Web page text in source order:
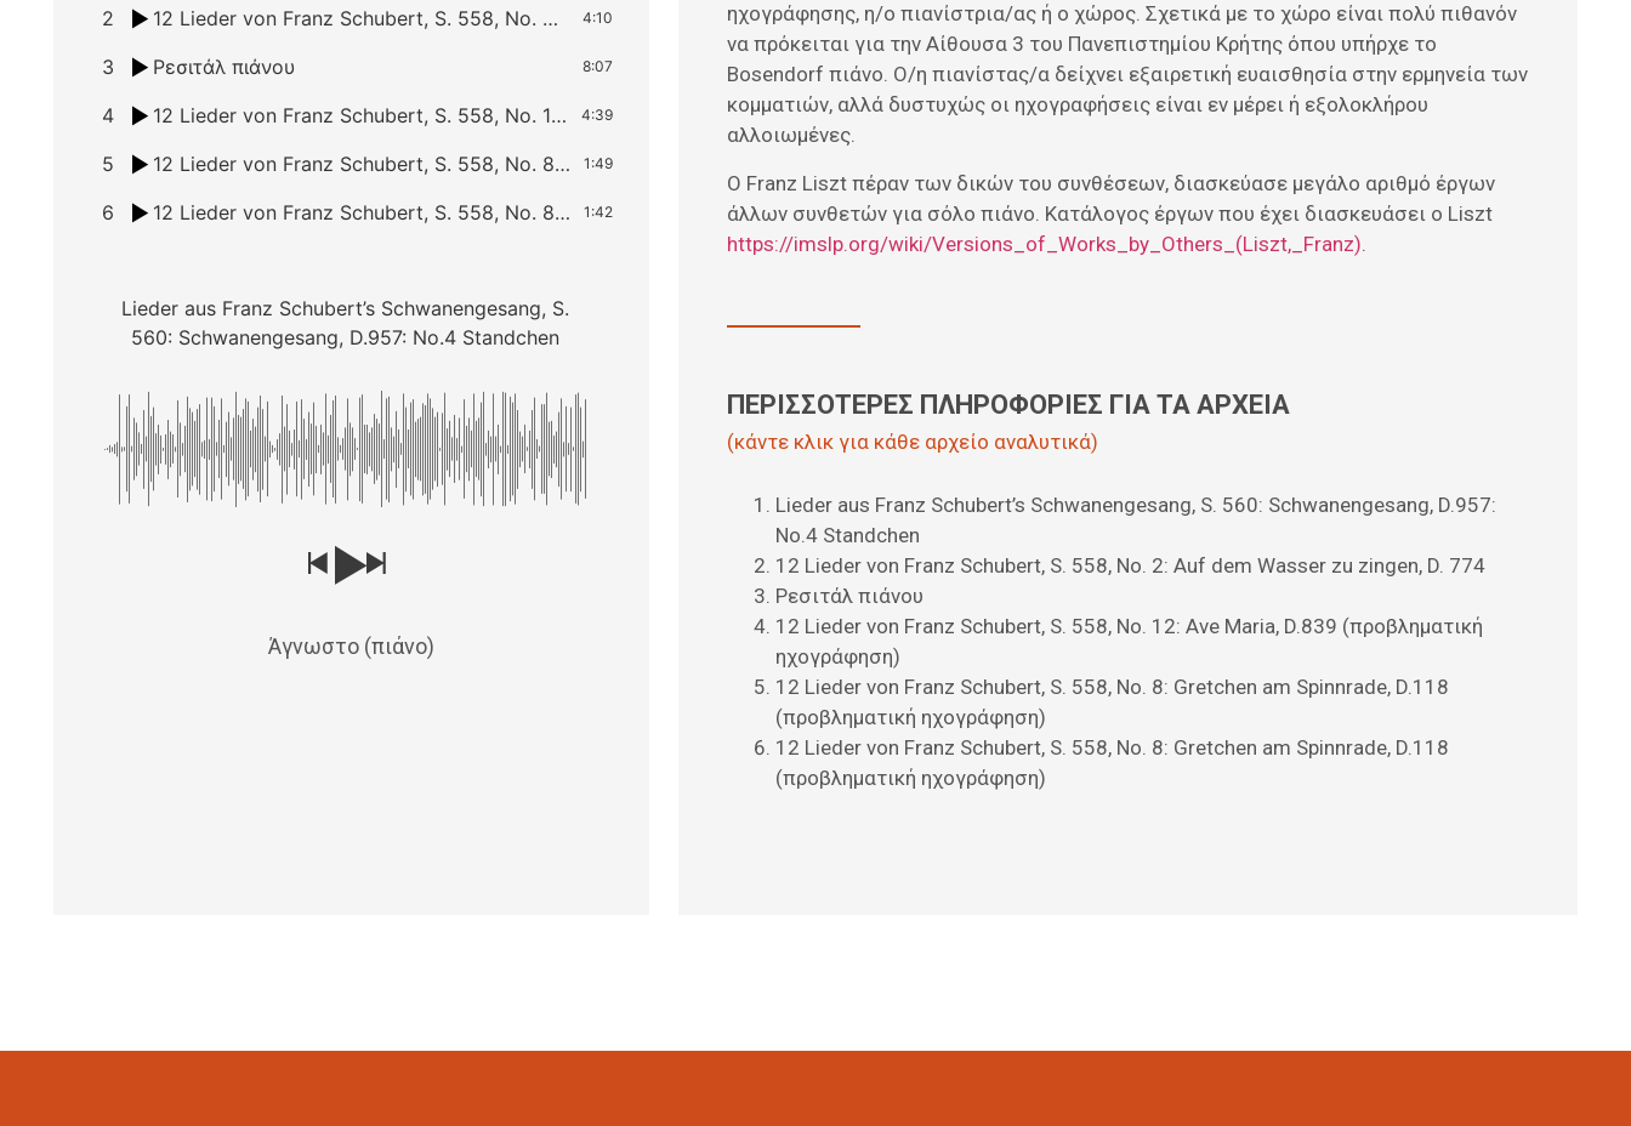
2 12 Lieder von Franz Schubert, S. 558, No. 2: Auf dem Wasser zu zingen, D. 774 4:10
3 Ρεσιτάλ πιάνου 8:07
4 12 Lieder von Franz Schubert, S. 558, No. 12: Ave Maria, D.839 (προβληματική ηχογράφηση) 4:39
5 12 Lieder von Franz Schubert, S. 558, No. 8: Gretchen am Spinnrade, D.118 (προβληματική ηχογράφηση) 1:49
6 12 Lieder von Franz Schubert, S. 558, No. 8: Gretchen am Spinnrade, D.118 (προβληματική ηχογράφηση) 1:42
Lieder aus Franz Schubert’s Schwanengesang, S.
560: Schwanengesang, D.957: No.4 Standchen
Άγνωστο (πιάνο)
ηχογράφησης, η/ο πιανίστρια/ας ή ο χώρος. Σχετικά με το χώρο είναι πολύ πιθανόν
να πρόκειται για την Αίθουσα 3 του Πανεπιστημίου Κρήτης όπου υπήρχε το
Bosendorf πιάνο. Ο/η πιανίστας/α δείχνει εξαιρετική ευαισθησία στην ερμηνεία των
κομματιών, αλλά δυστυχώς οι ηχογραφήσεις είναι εν μέρει ή εξολοκλήρου
αλλοιωμένες.
O Franz Liszt πέραν των δικών του συνθέσεων, διασκεύασε μεγάλο αριθμό έργων
άλλων συνθετών για σόλο πιάνο. Κατάλογος έργων που έχει διασκευάσει ο Liszt
https://imslp.org/wiki/Versions_of_Works_by_Others_(Liszt,_Franz)
ΠΕΡΙΣΣΟΤΕΡΕΣ ΠΛΗΡΟΦΟΡΙΕΣ ΓΙΑ ΤΑ ΑΡΧΕΙΑ
(κάντε κλικ για κάθε αρχείο αναλυτικά)
Lieder aus Franz Schubert’s Schwanengesang, S. 560: Schwanengesang, D.957:
No.4 Standchen
12 Lieder von Franz Schubert, S. 558, No. 2: Auf dem Wasser zu zingen, D. 774
Ρεσιτάλ πιάνου
12 Lieder von Franz Schubert, S. 558, No. 12: Ave Maria, D.839 (προβληματική
ηχογράφηση)
12 Lieder von Franz Schubert, S. 558, No. 8: Gretchen am Spinnrade, D.118
(προβληματική ηχογράφηση)
12 Lieder von Franz Schubert, S. 558, No. 8: Gretchen am Spinnrade, D.118
(προβληματική ηχογράφηση)